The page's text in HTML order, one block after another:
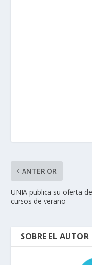
ANTERIOR
UNIA publica su oferta de
cursos de verano
SOBRE EL AUTOR